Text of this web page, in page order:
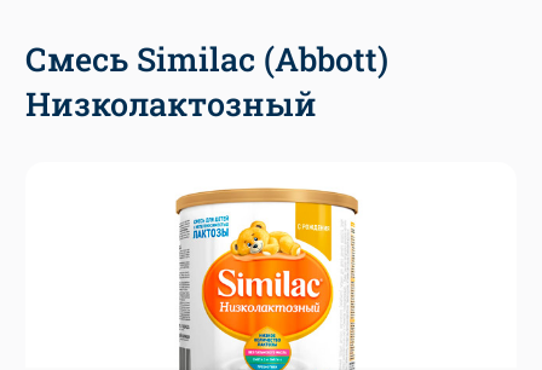
Смесь Similac (Abbott)
Низколактозный